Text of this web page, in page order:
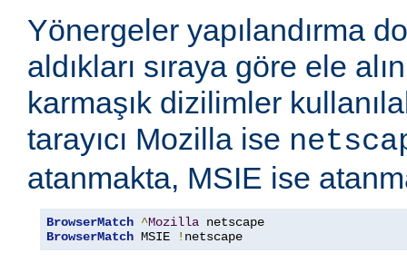
Yönergeler yapılandırma
aldıkları sıraya göre ele
karmaşık dizilimler
tarayıcı Mozilla ise
atanmakta, MSIE ise
BrowserMatch ^Mozilla
BrowserMatch MSIE ! netscape